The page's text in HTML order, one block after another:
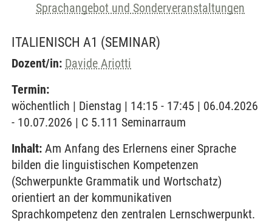
Sprachangebot und Sonderveranstaltungen
ITALIENISCH A1 (SEMINAR)
Dozent/in: Davide Ariotti
Termin:
wöchentlich | Dienstag | 14:15 - 17:45 | 06.04.2026
- 10.07.2026 | C 5.111 Seminarraum
Inhalt: Am Anfang des Erlernens einer Sprache
bilden die linguistischen Kompetenzen
(Schwerpunkte Grammatik und Wortschatz)
orientiert an der kommunikativen
Sprachkompetenz den zentralen Lernschwerpunkt.